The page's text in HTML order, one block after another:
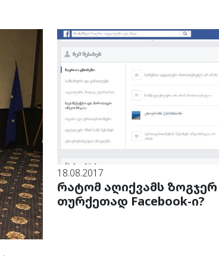
18.08.2017
რატომ აღიქვამს
თურქეთად Facebook-ი?